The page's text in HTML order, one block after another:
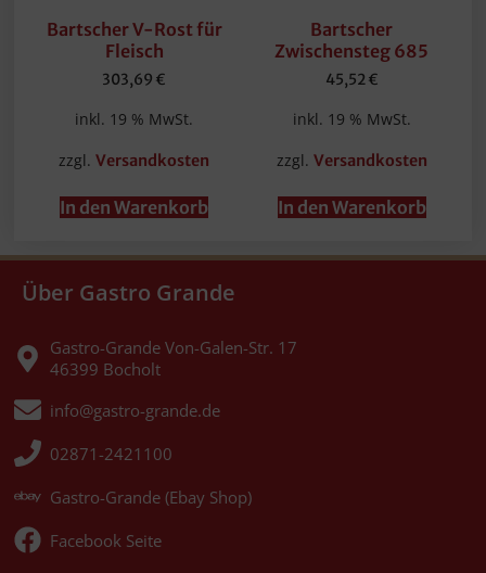
Bartscher V-Rost für
Fleisch
303,69 €
inkl. 19 % MwSt.
zzgl.Versandkosten
In den Warenkorb
Bartscher
Zwischensteg 685
45,52€
inkl. 19 % MwSt.
zzgl. Versandkosten
In den Warenkorb
Über Gastro Grande
Gastro-Grande Von-Galen-Str. 17
46399 Bocholt
info@gastro-grande.de
02871-2421100
Gastro-Grande (Ebay Shop)
Facebook Seite